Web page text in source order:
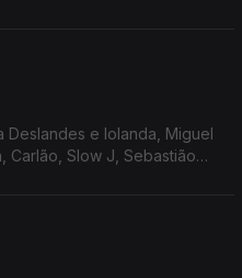
Deslandes e Iolanda, Miguel
Carlão, Slow J, Sebastião